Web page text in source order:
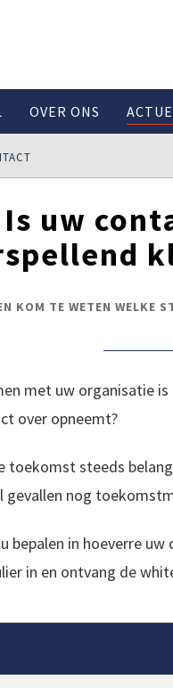
OVER ONS
uw
KOM TE WETEN WELKE
met uw organisatie
over opneemt?
toekomst steeds
nog
bepalen in hoeverre
in en ontvang de